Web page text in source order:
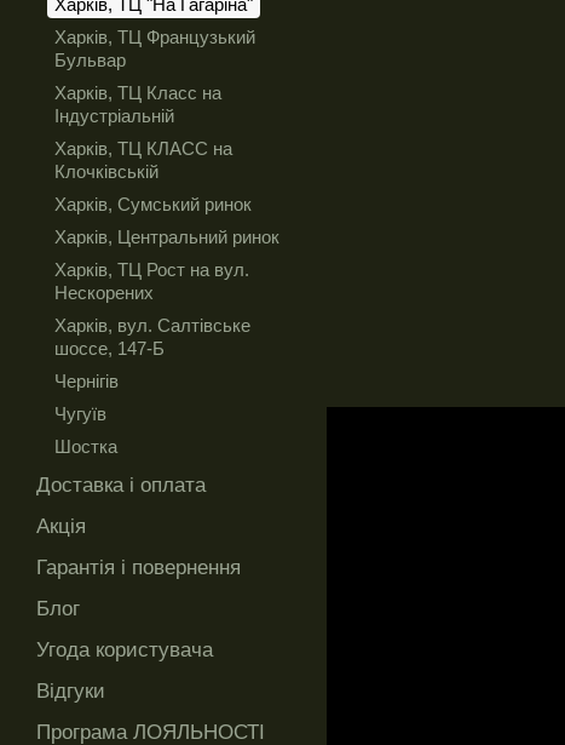
Харків, ТЦ "На Гагаріна"
Харків, ТЦ Французький
Бульвар
Харків, ТЦ Класс на
Індустріальній
Харків, ТЦ КЛАСС на
Клочківській
Харків, Сумський ринок
Харків, Центральний ринок
Харків, ТЦ Рост на вул.
Нескорених
Харків, вул. Салтівське
шоссе, 147-Б
Чернігів
Чугуїв
Шостка
Доставка і оплата
Акція
Гарантія і повернення
Блог
Угода користувача
Відгуки
Програма ЛОЯЛЬНОСТІ